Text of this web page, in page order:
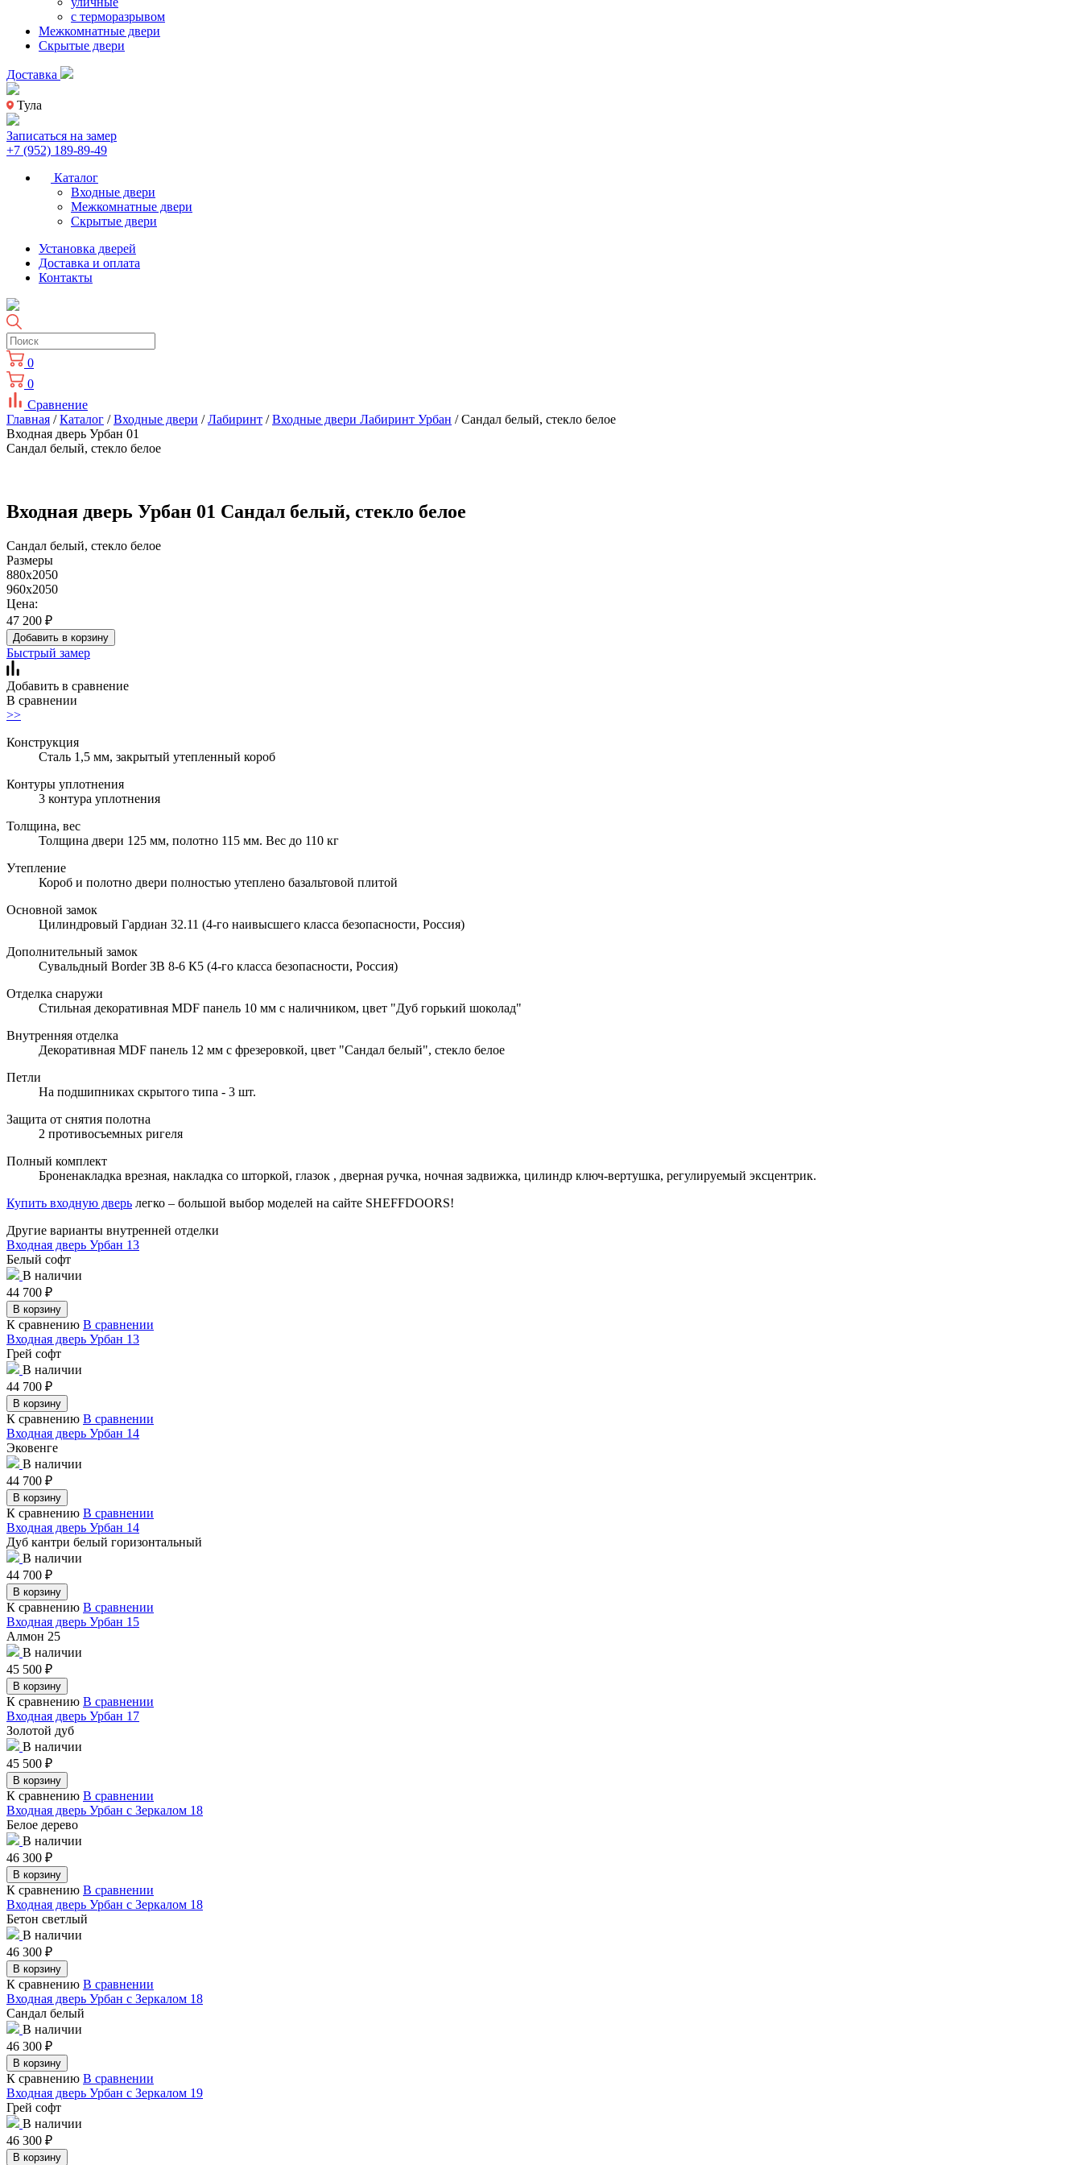
с терморазрывом
Межкомнатные двери
Скрытые двери
Доставка
Тула
Записаться на замер
+7 (952) 189-89-49
Каталог
Входные двери
Межкомнатные двери
Скрытые двери
Установка дверей
Доставка и оплата
Контакты
0
0
Сравнение
Главная /Каталог /Входные двери /Лабиринт /Входные двери Лабиринт Урбан / Сандал белый, стекло белое
Входная дверь Урбан 01
Сандал белый, стекло белое
Входная дверь Урбан 01 Сандал белый, стекло белое
Сандал белый, стекло белое
Размеры
880x2050
960x2050
Цена:
47 200 ₽
Добавить в корзину
Быстрый замер
Добавить в сравнение
В сравнении
>>
Конструкция
Сталь 1,5 мм, закрытый утепленный короб
Контуры уплотнения
3 контура уплотнения
Толщина, вес
Толщина двери 125 мм, полотно 115 мм. Вес до 110 кг
Утепление
Короб и полотно двери полностью утеплено базальтовой плитой
Основной замок
Цилиндровый Гардиан 32.11 (4-го наивысшего класса безопасности, Россия)
Дополнительный замок
Сувальдный Border ЗВ 8-6 К5 (4-го класса безопасности, Россия)
Отделка снаружи
Стильная декоративная MDF панель 10 мм с наличником, цвет "Дуб горький шоколад"
Внутренняя отделка
Декоративная MDF панель 12 мм с фрезеровкой, цвет "Сандал белый", стекло белое
Петли
На подшипниках скрытого типа - 3 шт.
Защита от снятия полотна
2 противосъемных ригеля
Полный комплект
Броненакладка врезная, накладка со шторкой, глазок , дверная ручка, ночная задвижка, цилиндр ключ-вертушка, регулируемый эксцентрик.
Купить входную дверь легко – большой выбор моделей на сайте SHEFFDOORS!
Другие варианты внутренней отделки
Входная дверь Урбан 13
Белый софт
В наличии
44 700 ₽
В корзину
К сравнению В сравнении
Входная дверь Урбан 13
Грей софт
В наличии
44 700 ₽
В корзину
К сравнению В сравнении
Входная дверь Урбан 14
Эковенге
В наличии
44 700 ₽
В корзину
К сравнению В сравнении
Входная дверь Урбан 14
Дуб кантри белый горизонтальный
В наличии
44 700 ₽
В корзину
К сравнению В сравнении
Входная дверь Урбан 15
Алмон 25
В наличии
45 500 ₽
В корзину
К сравнению В сравнении
Входная дверь Урбан 17
Золотой дуб
В наличии
45 500 ₽
В корзину
К сравнению В сравнении
Входная дверь Урбан с Зеркалом 18
Белое дерево
В наличии
46 300 ₽
В корзину
К сравнению В сравнении
Входная дверь Урбан с Зеркалом 18
Бетон светлый
В наличии
46 300 ₽
В корзину
К сравнению В сравнении
Входная дверь Урбан с Зеркалом 18
Сандал белый
В наличии
46 300 ₽
В корзину
К сравнению В сравнении
Входная дверь Урбан с Зеркалом 19
Грей софт
В наличии
46 300 ₽
В корзину